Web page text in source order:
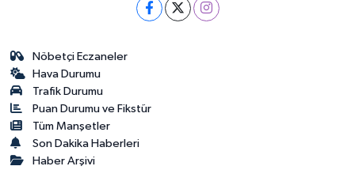
Nöbetçi Eczaneler
Hava Durumu
Trafik Durumu
Puan Durumu ve Fikstür
Tüm Manşetler
Son Dakika Haberleri
Haber Arşivi